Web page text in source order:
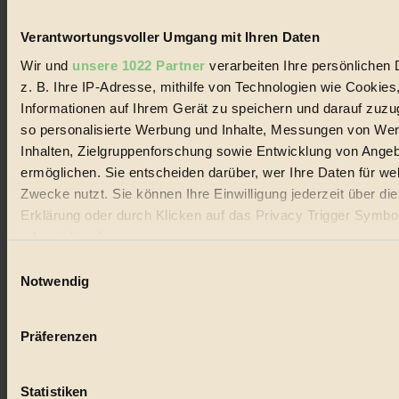
Verantwortungsvoller Umgang mit Ihren Daten
Wir und unsere 1022 Partner verarbeiten Ihre persönlichen
z. B. Ihre IP-Adresse, mithilfe von Technologien wie
Informationen auf Ihrem Gerät zu speichern und darauf
so personalisierte Werbung und Inhalte, Messungen von
Inhalten, Zielgruppenforschung sowie Entwicklung von
ermöglichen. Sie entscheiden darüber, wer Ihre Daten für
Zwecke nutzt. Sie können Ihre Einwilligung jederzeit über
Erklärung oder durch Klicken auf das Privacy Trigger
oder widerrufen
Wenn Sie es erlauben, würden wir auch gerne:
Ihr Gerät durch aktives Scannen nach bestimmten
Erfahren Sie mehr darüber, wie Ihre persönlichen Daten
Notwendig
Präferenzen
Statistiken
Entleerung voll wieder zu dir zurückkommen.
Der BIORAMA-Newsletter
Erhalte in regelmäßigen Abständen die aktuellsten Artikel,
Gewinnspiele & Ausgaben übersichtlich aufbereitet vom
BIORAMA-Magazin per E-Mail.